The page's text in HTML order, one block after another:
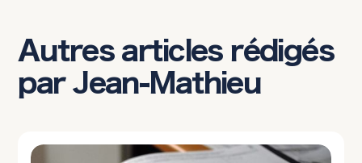
Autres articles rédigés
par Jean-Mathieu